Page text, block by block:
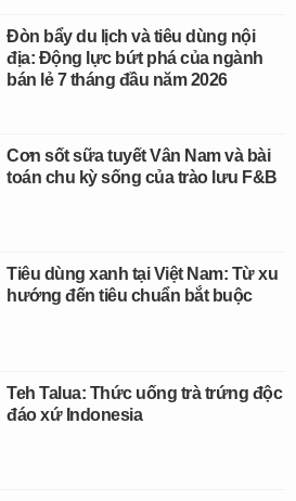
Đòn bẩy du lịch và tiêu dùng nội
địa: Động lực bứt phá của ngành
bán lẻ 7 tháng đầu năm 2026
Cơn sốt sữa tuyết Vân Nam và bài
toán chu kỳ sống của trào lưu F&B
Tiêu dùng xanh tại Việt Nam: Từ xu
hướng đến tiêu chuẩn bắt buộc
Teh Talua: Thức uống trà trứng độc
đáo xứ Indonesia